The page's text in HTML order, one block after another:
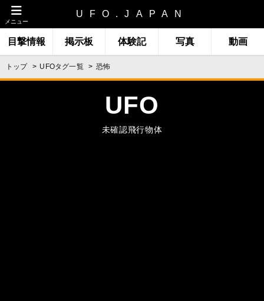
メニュー
UFO.JAPAN
目撃情報 掲示板 体験記 写真 動画
トップ UFOタグ一覧 恐怖
UFO
未確認飛行物体